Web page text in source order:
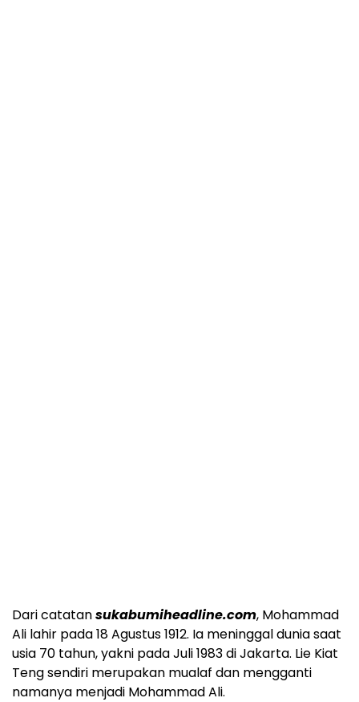
Dari catatansukabumiheadline.com, Mohammad
Ali lahir pada 18 Agustus 1912. Ia meninggal dunia saat
usia 70 tahun, yakni pada Juli 1983 di Jakarta. Lie Kiat
Teng sendiri merupakan mualaf dan mengganti
namanya menjadi Mohammad Ali.